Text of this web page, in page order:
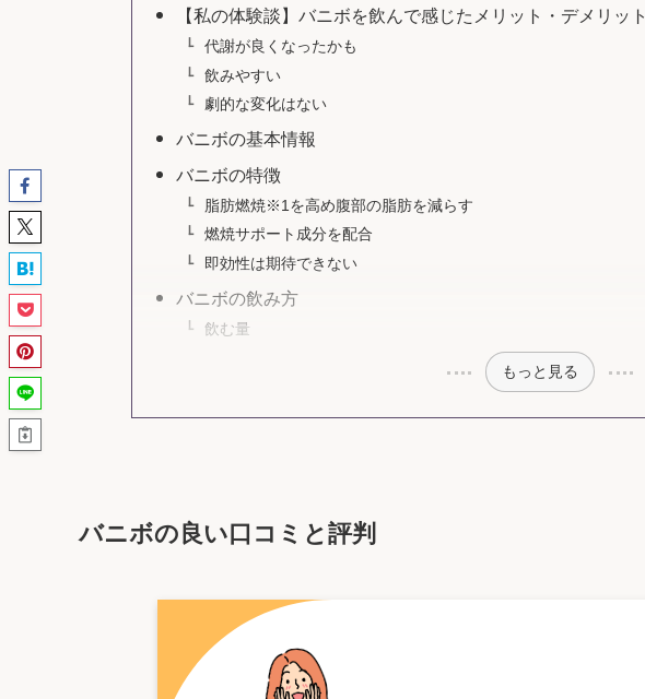
【私の体験談】バニボを飲んで感じたメリット・デメリット
代謝が良くなったかも
飲みやすい
劇的な変化はない
バニボの基本情報
バニボの特徴
脂肪燃焼※1を高め腹部の脂肪を減らす
燃焼サポート成分を配合
即効性は期待できない
バニボの飲み方
飲む量
もっと見る
バニボの良い口コミと評判